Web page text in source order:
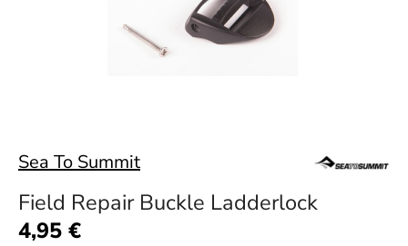
Sea To Summit
Field Repair Buckle Ladderlock
Regulärer Preis:
4,95 €